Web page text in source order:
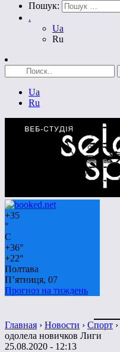
Пошук:
.
Ua
Ru
Ua
Ru
+35
°
C
+36°
+22°
Полтава
П’ятниця, 07
Прогноз на тиждень
Главная › Новости › Спорт ›
одолела новичков Лиги
25.08.2020 - 12:13